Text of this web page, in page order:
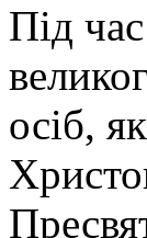
Під
осіб,